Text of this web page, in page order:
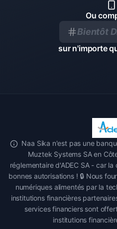
Ou
Bientôt
sur n'importe
Naa Sika n'est pas une
Muztek Systems SA en
réglementaire d'ADEC SA - car
bonnes autorisations ! 🔒 Nous
numériques alimentés par la
institutions financières
services financiers sont
institutions